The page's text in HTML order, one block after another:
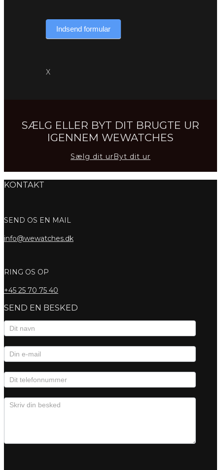
Indsend formular
X
SÆLG ELLER BYT DIT BRUGTE UR
IGENNEM WEWATCHES
Sælg dit urByt dit ur
KONTAKT
SEND OS EN MAIL
info@wewatches.dk
RING OS OP
+45 25 70 75 40
SEND EN BESKED
Kontaktformular